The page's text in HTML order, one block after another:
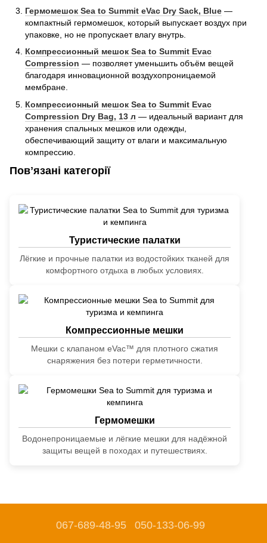
Гермомешок Sea to Summit eVac Dry Sack, Blue —
компактный гермомешок, который выпускает воздух при
упаковке, но не пропускает влагу внутрь.
Компрессионный мешок Sea to Summit Evac
Compression — позволяет уменьшить объём вещей
благодаря инновационной воздухопроницаемой
мембране.
Компрессионный мешок Sea to Summit Evac
Compression Dry Bag, 13 л — идеальный вариант для
хранения спальных мешков или одежды,
обеспечивающий защиту от влаги и максимальную
компрессию.
Повʼязані категорії
Туристические палатки
Лёгкие и прочные палатки из водостойких тканей для
комфортного отдыха в любых условиях.
Компрессионные мешки
Мешки с клапаном eVac™ для плотного сжатия
снаряжения без потери герметичности.
Гермомешки
Водонепроницаемые и лёгкие мешки для надёжной
защиты вещей в походах и путешествиях.
067-689-48-95 050-133-06-99